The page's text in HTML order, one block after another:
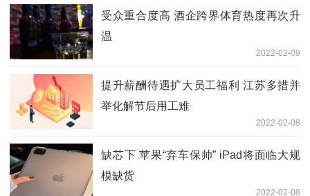
受众重合度高 酒企跨界体育热度再次升
温
2022-02-09
提升薪酬待遇扩大员工福利 江苏多措并
举化解节后用工难
2022-02-08
缺芯下 苹果“弃车保帅” iPad将面临大规
模缺货
2022-02-08